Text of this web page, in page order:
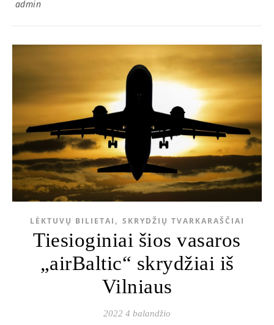
admin
LĖKTUVŲ BILIETAI , SKRYDŽIŲ TVARKARAŠČIAI
Tiesioginiai šios vasaros
„airBaltic“ skrydžiai iš
Vilniaus
2022 4 balandžio